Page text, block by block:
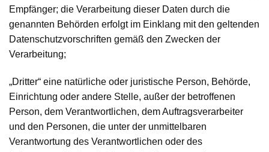
Empfänger; die Verarbeitung dieser Daten durch die
genannten Behörden erfolgt im Einklang mit den geltenden
Datenschutzvorschriften gemäß den Zwecken der
Verarbeitung;
„Dritter“ eine natürliche oder juristische Person, Behörde,
Einrichtung oder andere Stelle, außer der betroffenen
Person, dem Verantwortlichen, dem Auftragsverarbeiter
und den Personen, die unter der unmittelbaren
Verantwortung des Verantwortlichen oder des